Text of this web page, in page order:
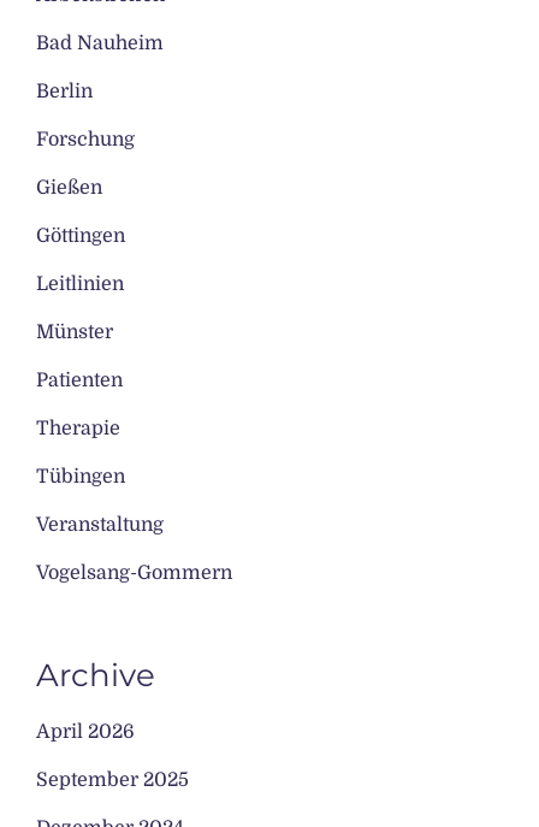
Bad Nauheim
Berlin
Forschung
Gießen
Göttingen
Leitlinien
Münster
Patienten
Therapie
Tübingen
Veranstaltung
Vogelsang-Gommern
Archive
April 2026
September 2025